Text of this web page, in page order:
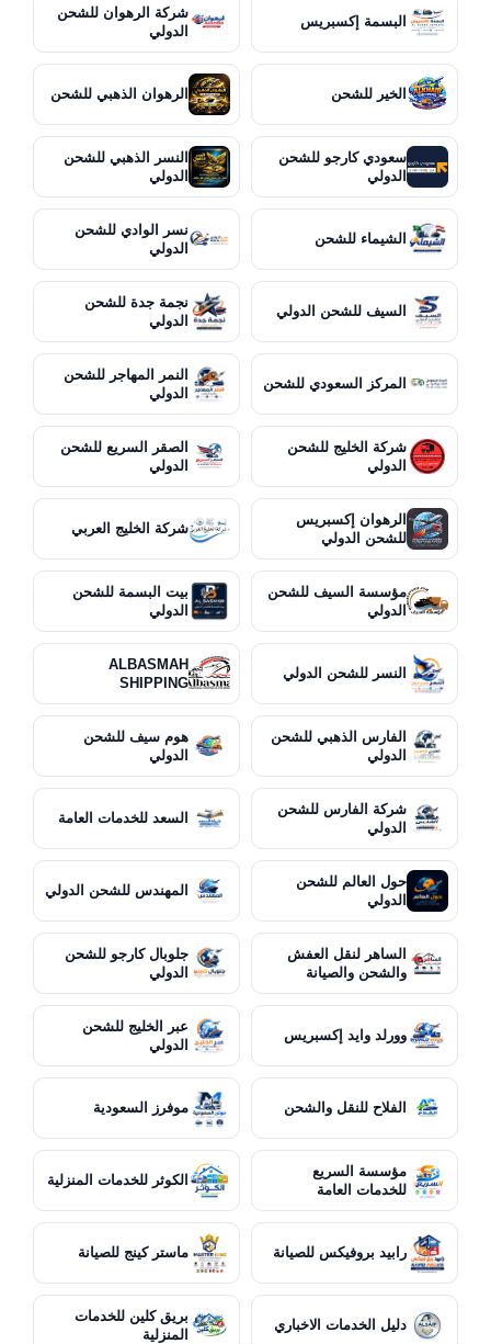
البسمة إكسبريس
شركة الرهوان للشحن
الدولي
الخير للشحن الرهوان الذهبي للشحن
سعودي كارجو للشحن
الدولي
النسر الذهبي للشحن
الدولي
الشيماء للشحن
نسر الوادي للشحن
الدولي
السيف للشحن الدولي
نجمة جدة للشحن
الدولي
المركز السعودي للشحن
النمر المهاجر للشحن
الدولي
شركة الخليج للشحن
الدولي
الصقر السريع للشحن
الدولي
الرهوان إكسبريس
للشحن الدولي
شركة الخليج العربي
مؤسسة السيف للشحن
الدولي
بيت البسمة للشحن
الدولي
النسر للشحن الدولي
ALBASMAH
SHIPPING
الفارس الذهبي للشحن
الدولي
هوم سيف للشحن
الدولي
شركة الفارس للشحن
الدولي
السعد للخدمات العامة
حول العالم للشحن
الدولي
المهندس للشحن الدولي
الساهر لنقل العفش
والشحن والصيانة
جلوبال كارجو للشحن
الدولي
وورلد وايد إكسبريس
عبر الخليج للشحن
الدولي
الفلاح للنقل والشحن موفرز السعودية
مؤسسة السريع
للخدمات العامة
الكوثر للخدمات المنزلية
رابيد بروفيكس للصيانة ماستر كينج للصيانة
دليل الخدمات الاخباري
بريق كلين للخدمات
المنزلية